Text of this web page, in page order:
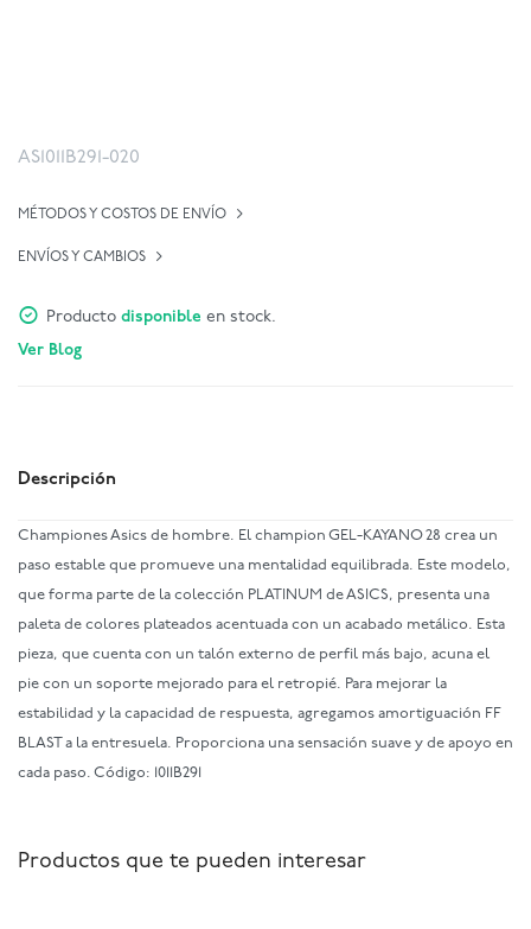
AS1011B291-020
MÉTODOS Y COSTOS DE ENVÍO
ENVÍOS Y CAMBIOS
Producto disponible en stock.
Ver Blog
Descripción
Championes Asics de hombre. El champion GEL-KAYANO 28 crea un
paso estable que promueve una mentalidad equilibrada. Este modelo,
que forma parte de la colección PLATINUM de ASICS, presenta una
paleta de colores plateados acentuada con un acabado metálico. Esta
pieza, que cuenta con un talón externo de perfil más bajo, acuna el
pie con un soporte mejorado para el retropié. Para mejorar la
estabilidad y la capacidad de respuesta, agregamos amortiguación FF
BLAST a la entresuela. Proporciona una sensación suave y de apoyo en
cada paso. Código: 1011B291
Productos que te pueden interesar